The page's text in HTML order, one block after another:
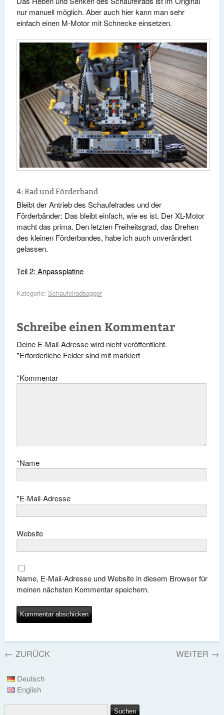
nur manuell möglich. Aber auch hier kann man sehr
einfach einen M-Motor mit Schnecke einsetzen.
4: Rad und Förderband
Bleibt der Antrieb des Schaufelrades und der
Förderbänder: Das bleibt einfach, wie es ist. Der XL-Motor
macht das prima. Den letzten Freiheitsgrad, das Drehen
des kleinen Förderbandes, habe ich auch unverändert
gelassen.
Teil 2: Anpassplatine
Kategorie: Schaufelradbagger
Schreibe einen Kommentar
Deine E-Mail-Adresse wird nicht veröffentlicht.
Erforderliche Felder sind mit
* markiert
Kommentar
*
Name
*
E-Mail-Adresse
*
Website
Name, E-Mail-Adresse und Website in diesem Browser für
meinen nächsten Kommentar speichern.
← ZURÜCK WEITER →
Deutsch
English